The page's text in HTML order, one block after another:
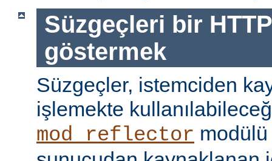
Süzgeçleri bir
göstermek
Süzgeçler, istemciden
işlemekte
mod_reflector modülü